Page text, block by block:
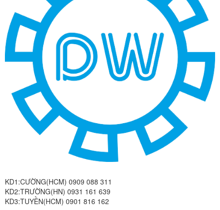
KD1:CƯỜNG(HCM) 0909 088 311
KD2:TRƯỜNG(HN) 0931 161 639
KD3:TUYỀN(HCM) 0901 816 162